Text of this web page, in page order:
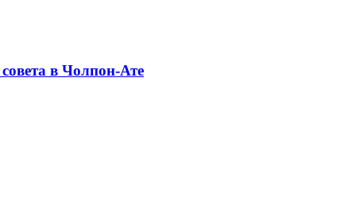
в Чолпон-Ате